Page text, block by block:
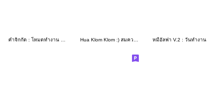
หมีอัลฟา V.2 : วันทำงาน